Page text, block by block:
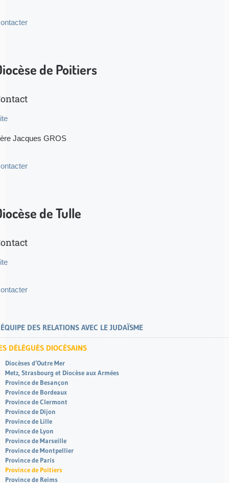
de Poitiers
Jacques GROS
de Tulle
DES RELATIONS AVEC LE JUDAÏSME
DÉLÉGUÉS DIOCÉSAINS
Diocèses d’Outre Mer
Metz, Strasbourg et Diocèse aux Armées
Province de Besançon
Province de Bordeaux
Province de Clermont
Province de Dijon
Province de Lille
Province de Lyon
Province de Marseille
Province de Montpellier
Province de Paris
Province de Poitiers
Province de Reims